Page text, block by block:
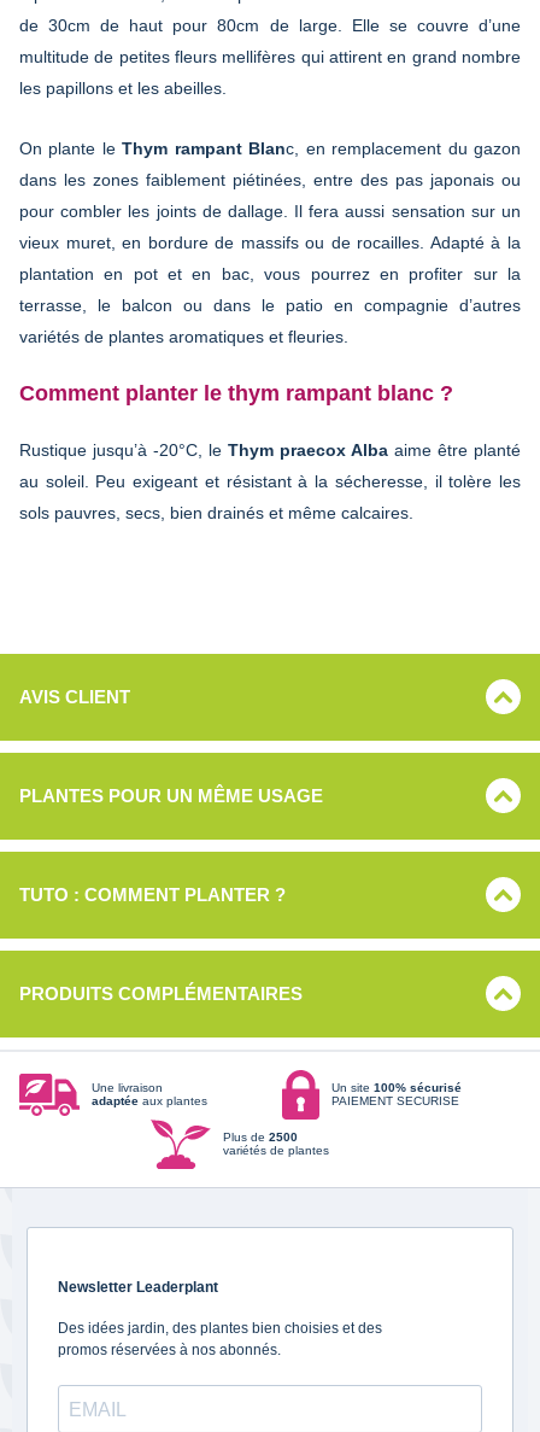
de 30cm de haut pour 80cm de large. Elle se couvre d’une
multitude de petites fleurs mellifères qui attirent en grand nombre
les papillons et les abeilles.
On plante leThym rampant Blanc, en remplacement du gazon
dans les zones faiblement piétinées, entre des pas japonais ou
pour combler les joints de dallage. Il fera aussi sensation sur un
vieux muret, en bordure de massifs ou de rocailles. Adapté à la
plantation en pot et en bac, vous pourrez en profiter sur la
terrasse, le balcon ou dans le patio en compagnie d’autres
variétés de plantes aromatiques et fleuries.
Comment planter le thym rampant blanc ?
Rustique jusqu’à -20°C, le Thym praecox Alba aime être planté
au soleil. Peu exigeant et résistant à la sécheresse, il tolère les
sols pauvres, secs, bien drainés et même calcaires.
AVIS CLIENT
PLANTES POUR UN MÊME USAGE
TUTO : COMMENT PLANTER ?
PRODUITS COMPLÉMENTAIRES
Une livraison
adaptée aux plantes
Un site 100% sécurisé
PAIEMENT SECURISE
Plus de 2500
variétés de plantes
Newsletter Leaderplant
Des idées jardin, des plantes bien choisies et des
promos réservées à nos abonnés.